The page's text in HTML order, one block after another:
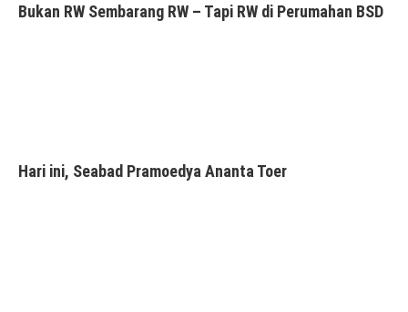
Bukan RW Sembarang RW – Tapi RW di Perumahan BSD
Hari ini, Seabad Pramoedya Ananta Toer